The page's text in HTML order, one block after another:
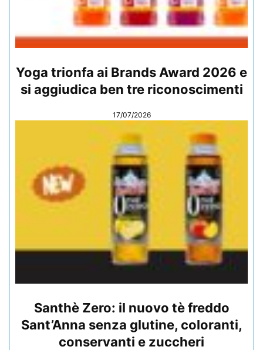
Yoga trionfa ai Brands Award 2026 e
si aggiudica ben tre riconoscimenti
17/07/2026
Santhè Zero: il nuovo tè freddo
Sant’Anna senza glutine, coloranti,
conservanti e zuccheri